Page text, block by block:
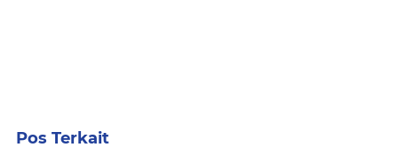
Pos Terkait